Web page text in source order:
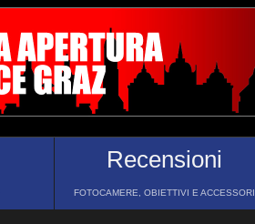
Recensioni
FOTOCAMERE, OBIETTIVI E ACCESSORI